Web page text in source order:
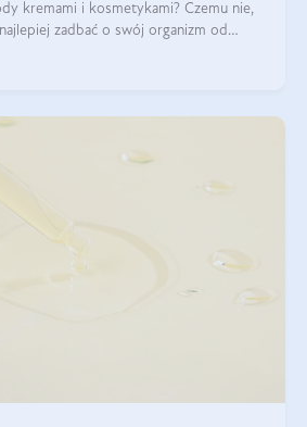
kremami i kosmetykami? Czemu nie,
zadbać o swój organizm od
się zdrowo i atrakcyjnie. Stosowanie